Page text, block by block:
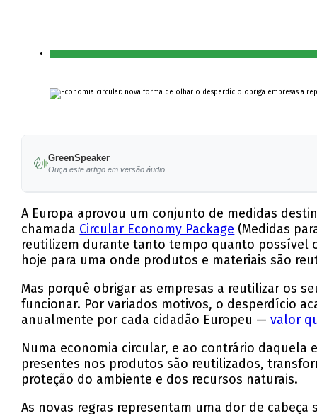
GreenSpeaker
Ouça este artigo em versão áudio.
A Europa aprovou um conjunto de medidas
chamada Circular Economy Package (Medidas
reutilizem durante tanto tempo quanto possível
hoje para uma onde produtos e materiais são
Mas porquê obrigar as empresas a reutilizar os
funcionar. Por variados motivos, o desperdício
anualmente por cada cidadão Europeu —valor
Numa economia circular, e ao contrário daquela
presentes nos produtos são reutilizados,
proteção do ambiente e dos recursos naturais.
As novas regras representam uma dor de